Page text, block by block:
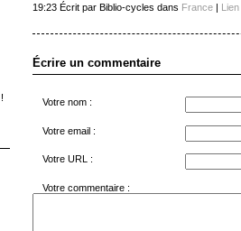
19:23 Écrit par Biblio-cycles dans France|
Écrire un commentaire
Votre nom :
Votre email :
Votre URL :
Votre commentaire :